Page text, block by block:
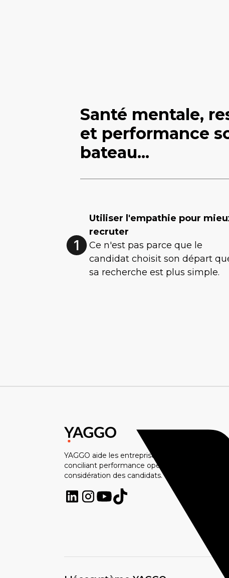
Santé mentale,
et performance
bateau...
Utiliser l'empathie pour
recruter
Ce n'est pas parce que le
candidat choisit son départ
sa recherche est plus simple.
YAGGO aide les entreprises à mieux recruter en
conciliant performance opérationnelle et
considération des candidats.